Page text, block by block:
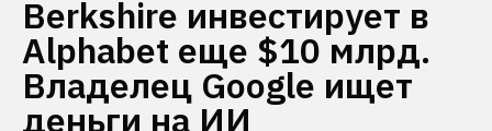
Berkshire инвестирует в
Alphabet еще $10 млрд.
Владелец Google ищет
деньги на ИИ